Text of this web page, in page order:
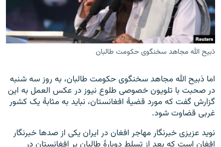
ذبیح الله مجاهد سخنگوی حکومت طالبان
اما ذبیح الله مجاهد سخنگوی حکومت طالبان، به روز سه شنبه
در صحبت با تلویون خصوصی طلوع نیوز در عکس العمل به این
گزارش گفت که مورد قضیۀ افغانستان، نباید به مثابۀ یک کشور
غربی قضاوت شود.
نوید عزیزی خبرنگار مهاجر افغان در ایران یکی از صدها خبرنگار